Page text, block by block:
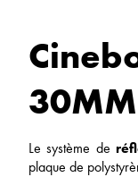
Le système de
plaque de